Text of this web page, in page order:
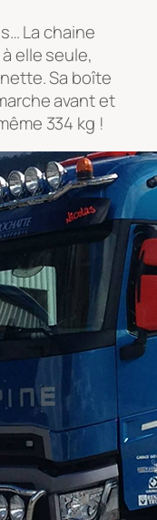
La chaine
elle seule,
Sa boîte
avant et
334 kg !